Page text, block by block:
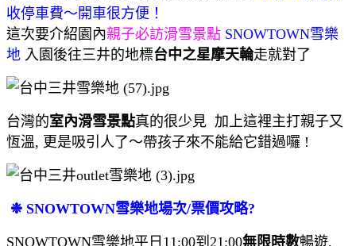
收停車費～開車很方便！
這次要介紹園內親子必訪滑雪景點 SNOWTOWN雪樂
地 入園後往三井的地標台中之星摩天輪走就對了
台灣的室內滑雪景點真的很少見 加上這裡主打親子又
恆溫, 更是吸引人了～帶孩子來不能給它錯過囉 !
❉ SNOWTOWN雪樂地場次/票價攻略?
SNOWTOWN雪樂地平日11:00到21:00無限時數暢遊,